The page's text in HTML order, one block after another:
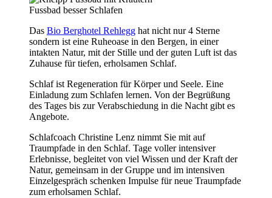
Fussbad besser Schlafen
Das Bio Berghotel Rehlegg hat nicht nur 4 Sterne
sondern ist eine Ruheoase in den Bergen, in einer
intakten Natur, mit der Stille und der guten Luft ist das
Zuhause für tiefen, erholsamen Schlaf.
Schlaf ist Regeneration für Körper und Seele. Eine
Einladung zum Schlafen lernen. Von der Begrüßung
des Tages bis zur Verabschiedung in die Nacht gibt es
Angebote.
Schlafcoach Christine Lenz nimmt Sie mit auf
Traumpfade in den Schlaf. Tage voller intensiver
Erlebnisse, begleitet von viel Wissen und der Kraft der
Natur, gemeinsam in der Gruppe und im intensiven
Einzelgespräch schenken Impulse für neue Traumpfade
zum erholsamen Schlaf.